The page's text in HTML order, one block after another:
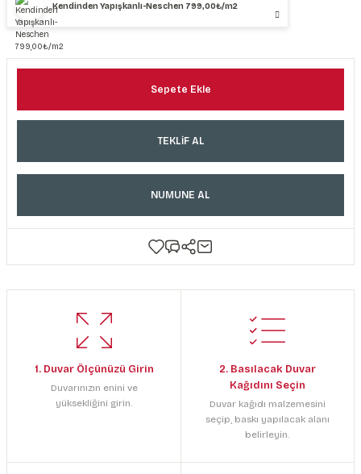
Kendinden Yapışkanlı-Neschen 799,00₺/m2
Sepete Ekle
TEKLİF AL
NUMUNE AL
1. Duvar Ölçünüzü Girin
Duvarınızın enini ve
yüksekliğini girin.
2. Basılacak Duvar
Kağıdını Seçin
Duvar kağıdı malzemesini
seçip, baskı yapılacak alanı
belirleyin.